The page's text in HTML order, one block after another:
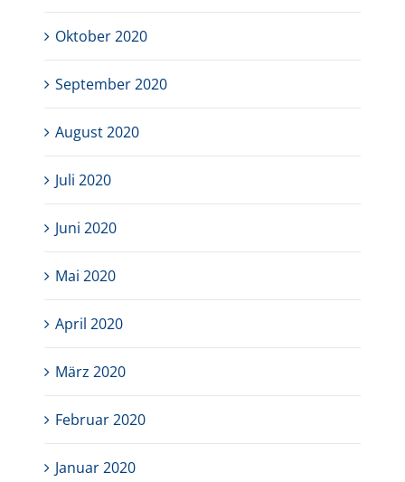
Oktober 2020
September 2020
August 2020
Juli 2020
Juni 2020
Mai 2020
April 2020
März 2020
Februar 2020
Januar 2020